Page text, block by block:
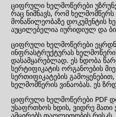
ციფრული ხელმოწერები
რაც ნიშნავს, რომ
მონაწილეობაზე დოკუმენტის
აუცილებელია იურიდიულ და
ციფრული ხელმოწერები
ინფრასტრუქტურას
დასამყარებლად. ეს ნდობა
სერტიფიკატის ორგანოების
სერთიფიკატების
ხელმომწერის ვინაობას. ეს
ციფრული ხელმოწერები PDF
უსაფრთხოს ხდის, ვიდრე